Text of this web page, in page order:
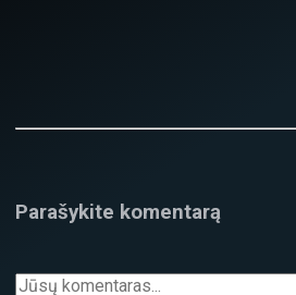
Parašykite komentarą